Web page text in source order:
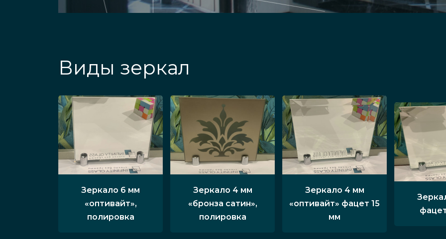
Виды зеркал
Зеркало 6 мм
«оптивайт»,
полировка
Зеркало 4 мм
«бронза сатин»,
полировка
Зеркало 4 мм
«оптивайт» фацет 15
мм